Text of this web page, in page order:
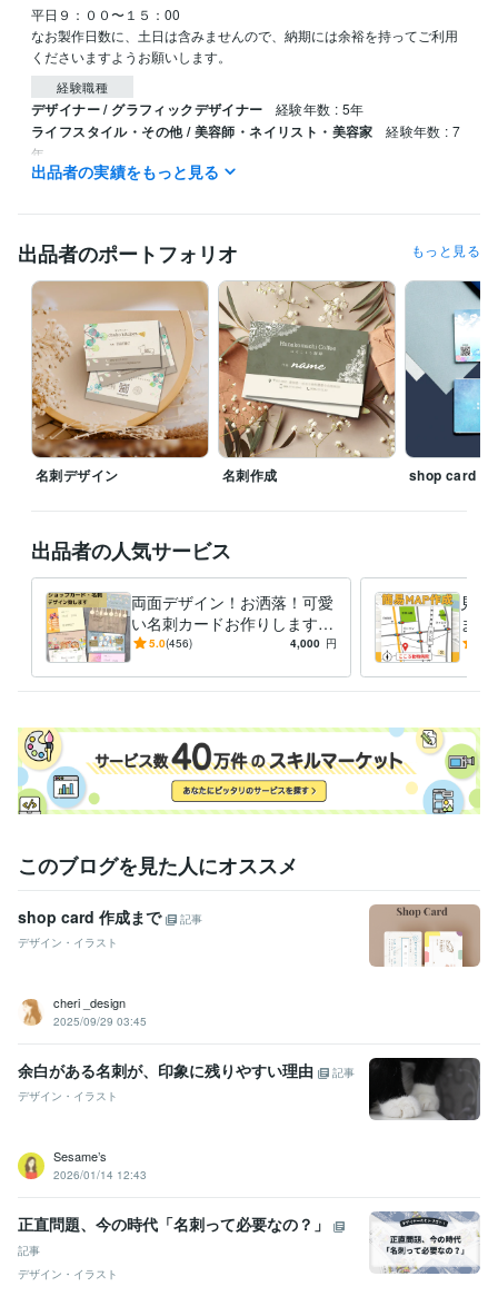
平日９：００〜１５：00
なお製作日数に、土日は含みませんので、納期には余裕を持ってご利用
くださいますようお願いします。
経験職種
デザイナー / グラフィックデザイナー 経験年数 : 5年
ライフスタイル・その他 / 美容師・ネイリスト・美容家
経験年数 : 7
年
実用英語技能検定2級 取得年 : 2001年
ビジネス・クリエイティブツール
Adobe Illustrator:4年Canva:5年
デザイン制作 名刺・カード類 バナー、画像作成
チラシ・ポスタ
ー・パンフレットデザイン
美容業界 飲食店 エステ セミナー イベント 個人
出品者の実績をもっと見る
出品者のポートフォリオ もっと見る
名刺デザイン 名刺作成 shop card
出品者の人気サービス
両面デザイン！お洒落！可愛
い名刺カードお作りします
こだわり！名刺やお店のポイ
か？
5.0(456) 4,000 円
見
ま
シ・
このブログを見た人にオススメ
shop card 作成まで
記事
デザイン・イラスト
cheri _design
2025/09/29 03:45
余白がある名刺が、印象に残りやすい理由
記事
デザイン・イラスト
Sesame’s
2026/01/14 12:43
正直問題、今の時代「名刺って必要なの？」
記事
デザイン・イラスト